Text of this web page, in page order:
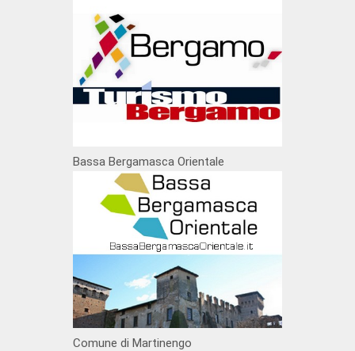
Bassa Bergamasca Orientale
Comune di Martinengo